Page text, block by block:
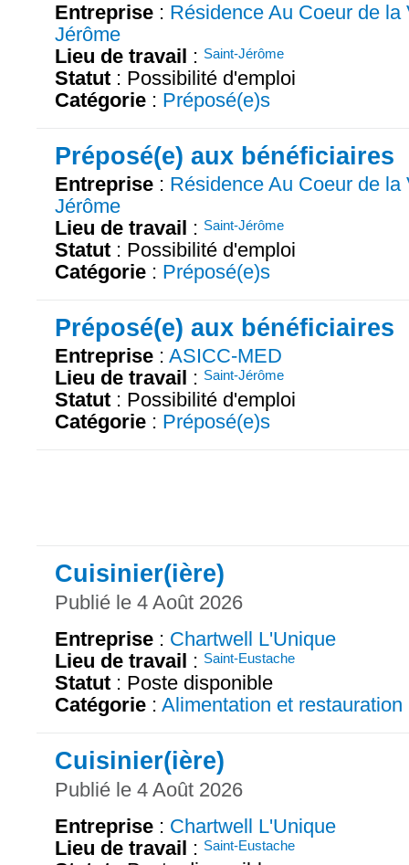
Entreprise : Résidence Au Coeur de la
Jérôme
Lieu de travail : Saint-Jérôme
Statut : Possibilité d'emploi
Catégorie : Préposé(e)s
Préposé(e) aux bénéficiaires
Entreprise : Résidence Au Coeur de la
Jérôme
Lieu de travail : Saint-Jérôme
Statut : Possibilité d'emploi
Catégorie : Préposé(e)s
Préposé(e) aux bénéficiaires
Entreprise : ASICC-MED
Lieu de travail : Saint-Jérôme
Statut : Possibilité d'emploi
Catégorie : Préposé(e)s
Cuisinier(ière)
Publié le 4 Août 2026
Entreprise : Chartwell L'Unique
Lieu de travail : Saint-Eustache
Statut : Poste disponible
Catégorie : Alimentation et restauration
Cuisinier(ière)
Publié le 4 Août 2026
Entreprise : Chartwell L'Unique
Lieu de travail : Saint-Eustache